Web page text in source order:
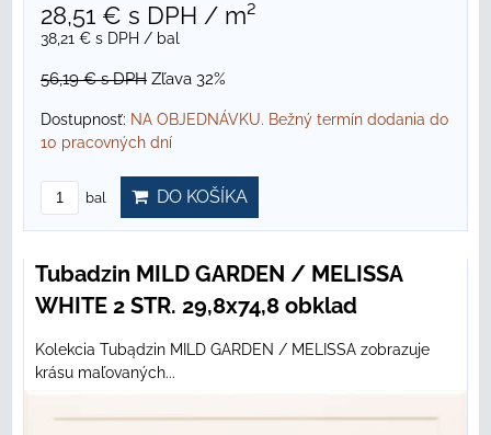
28,51 € s DPH / m²
38,21 € s DPH / bal
56,19 €s DPH Zľava 32%
Dostupnosť: NA OBJEDNÁVKU. Bežný termín dodania do
10 pracovných dní
bal DO KOŠÍKA
Tubadzin MILD GARDEN / MELISSA
WHITE 2 STR. 29,8x74,8 obklad
Kolekcia Tubądzin MILD GARDEN / MELISSA zobrazuje
krásu maľovaných...